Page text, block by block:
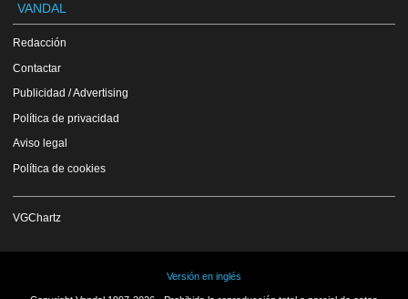
VANDAL
Redacción
Contactar
Publicidad / Advertising
Política de privacidad
Aviso legal
Política de cookies
VGChartz
Versión en inglés